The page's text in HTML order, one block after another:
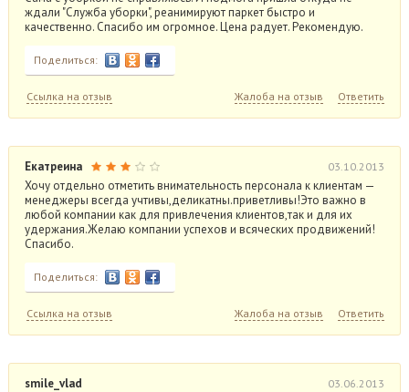
ждали "Служба уборки", реанимируют паркет быстро и
качественно. Спасибо им огромное. Цена радует. Рекомендую.
Поделиться:
Ссылка на отзыв Жалоба на отзыв Ответить
Екатреина 03.10.2013
Хочу отдельно отметить внимательность персонала к клиентам —
менеджеры всегда учтивы,деликатны.приветливы!Это важно в
любой компании как для привлечения клиентов,так и для их
удержания.Желаю компании успехов и всяческих продвижений!
Спасибо.
Поделиться:
Ссылка на отзыв Жалоба на отзыв Ответить
smile_vlad 03.06.2013